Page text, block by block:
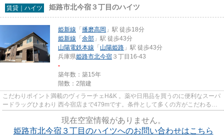
賃貸｜ハイツ 姫路市北今宿３丁目のハイツ
姫新線 「播磨高岡 」駅 徒歩18分
姫新線 「余部 」駅 徒歩43分
山陽電鉄本線 「山陽姫路 」駅 徒歩43分
兵庫県姫路市北今宿 ３丁目16-43
-
築年数：築15年
階数：2階建
こだわりポイント満載のヴィラーチェH&K 。薬や日用品を買うのに便利なスーパ
ードラッグひまわり 西今宿店まで479mです。条件として多くの方がこだわる、
陽当りも良好な物件です。...
現在空室情報がありません。
姫路市北今宿３丁目のハイツへのお問い合わせはこちら